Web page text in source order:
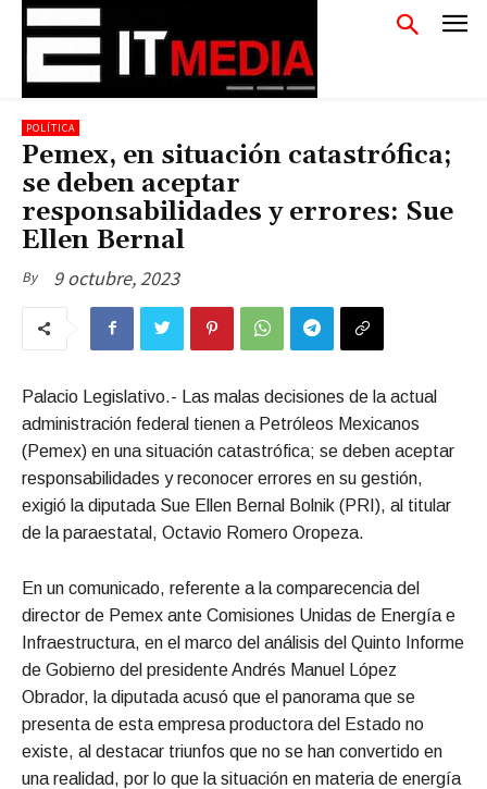
POLÍTICA
Pemex, en situación catastrófica;
se deben aceptar
responsabilidades y errores: Sue
Ellen Bernal
By 9 octubre, 2023
Palacio Legislativo.- Las malas decisiones de la actual
administración federal tienen a Petróleos Mexicanos
(Pemex) en una situación catastrófica; se deben aceptar
responsabilidades y reconocer errores en su gestión,
exigió la diputada Sue Ellen Bernal Bolnik (PRI), al titular
de la paraestatal, Octavio Romero Oropeza.
En un comunicado, referente a la comparecencia del
director de Pemex ante Comisiones Unidas de Energía e
Infraestructura, en el marco del análisis del Quinto Informe
de Gobierno del presidente Andrés Manuel López
Obrador, la diputada acusó que el panorama que se
presenta de esta empresa productora del Estado no
existe, al destacar triunfos que no se han convertido en
una realidad, por lo que la situación en materia de energía